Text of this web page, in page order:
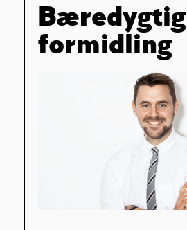
Bæredygtig
formidling